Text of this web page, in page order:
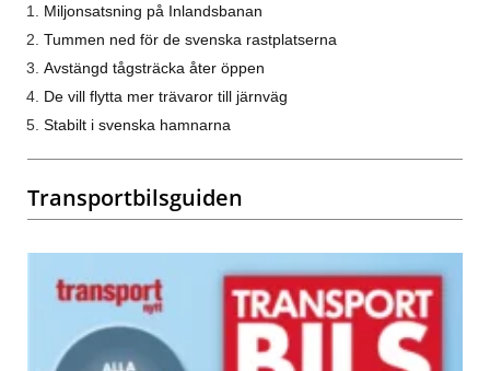
Miljonsatsning på Inlandsbanan
Tummen ned för de svenska rastplatserna
Avstängd tågsträcka åter öppen
De vill flytta mer trävaror till järnväg
Stabilt i svenska hamnarna
Transportbilsguiden